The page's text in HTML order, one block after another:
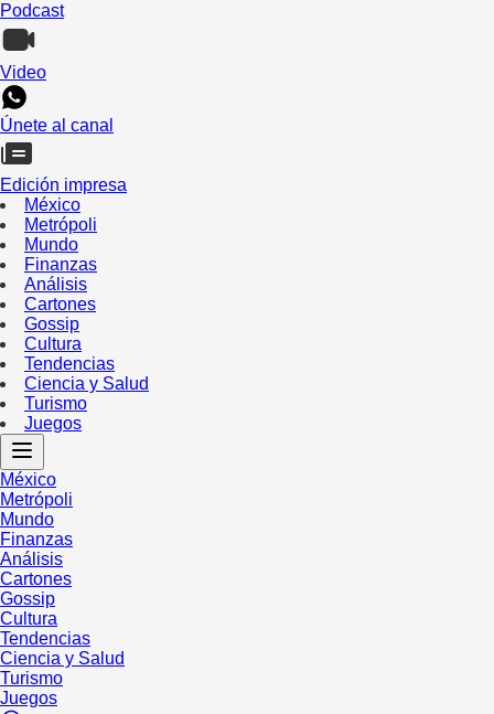
Podcast
Video
Únete al canal
Edición impresa
México
Metrópoli
Mundo
Finanzas
Análisis
Cartones
Gossip
Cultura
Tendencias
Ciencia y Salud
Turismo
Juegos
México
Metrópoli
Mundo
Finanzas
Análisis
Cartones
Gossip
Cultura
Tendencias
Ciencia y Salud
Turismo
Juegos